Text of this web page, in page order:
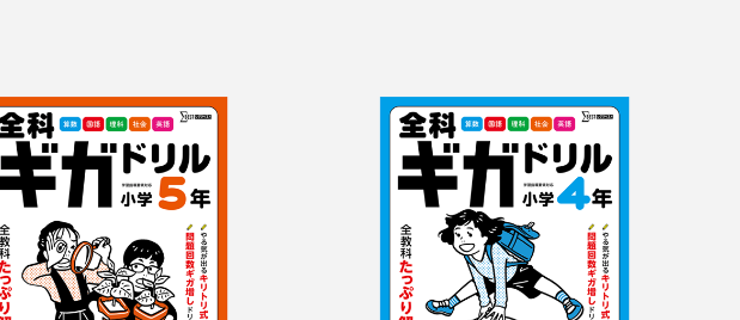
ギガドリル　小 全科ギガドリル　小
学4年